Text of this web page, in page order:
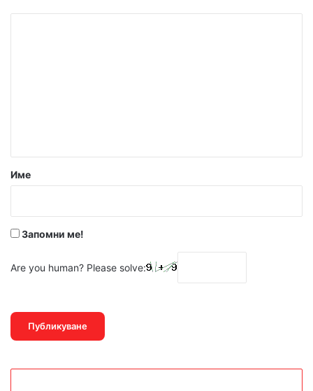
р
Име
Запомни ме!
Are you human? Please solve: